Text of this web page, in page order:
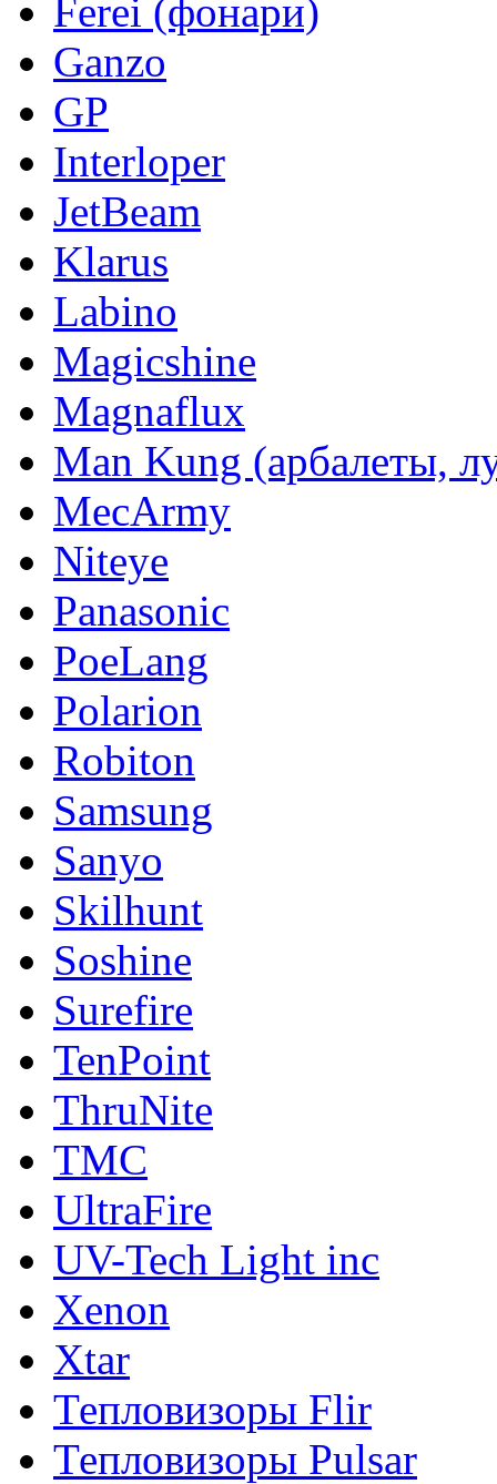
Ferei (фонари)
Ganzo
GP
Interloper
JetBeam
Klarus
Labino
Magicshine
Magnaflux
Man Kung (арбалеты,
MecArmy
Niteye
Panasonic
PoeLang
Polarion
Robiton
Samsung
Sanyo
Skilhunt
Soshine
Surefire
TenPoint
ThruNite
TMC
UltraFire
UV-Tech Light inc
Xenon
Xtar
Тепловизоры Flir
Тепловизоры Pulsar